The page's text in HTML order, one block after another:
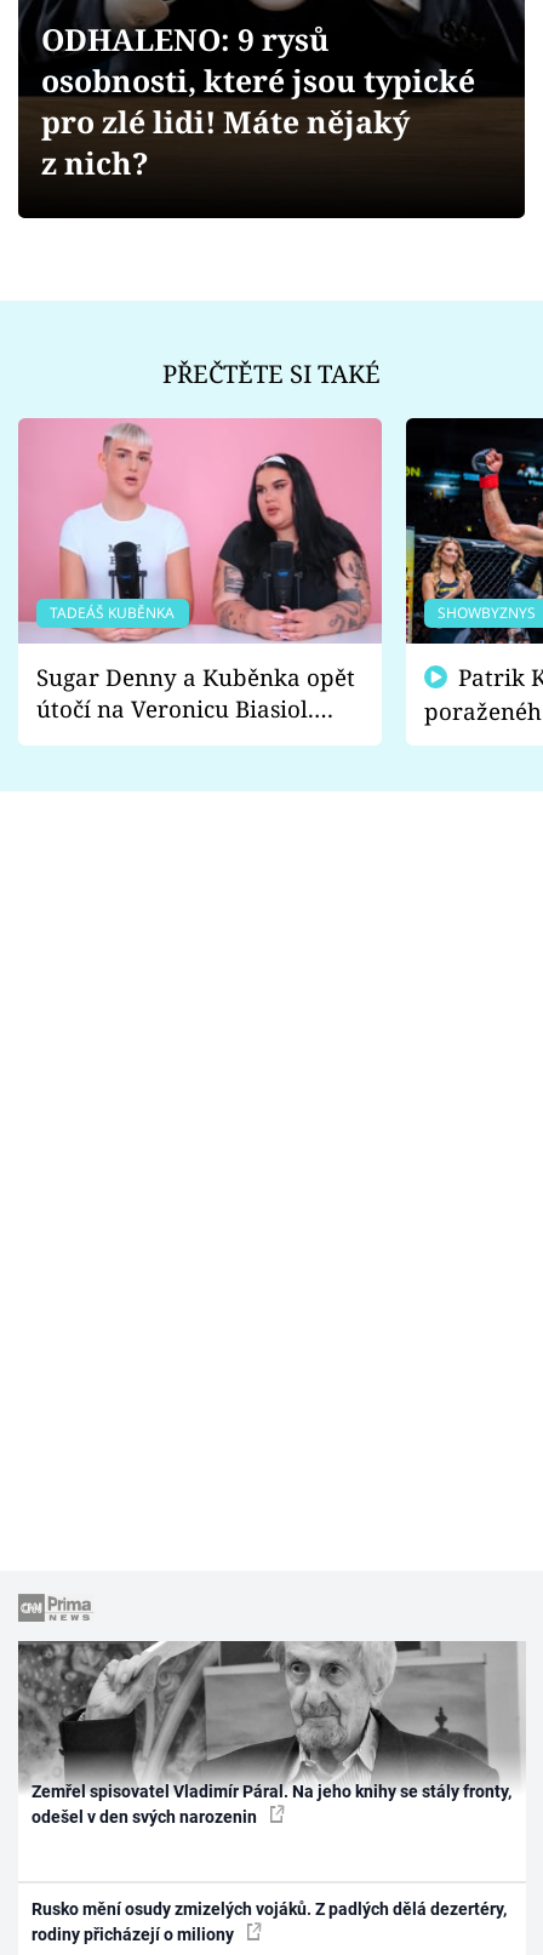
Videa
Sledujte prima+
ODHALENO: 9 rysů
osobnosti, které jsou typické
pro zlé lidi! Máte nějaký
z nich?
PŘEČTĚTE SI TAKÉ
TADEÁŠ KUBĚNKA
Sugar Denny a Kuběnka opět
útočí na Veronicu Biasiol.
Proč je podle nich falešná a
SHOWBYZNYS
fanoušci
Zemřel spisovatel Vladimír Páral. Na jeho knihy se stály fronty,
odešel v den svých narozenin
Rusko mění osudy zmizelých vojáků. Z padlých dělá dezertéry,
rodiny přicházejí o miliony